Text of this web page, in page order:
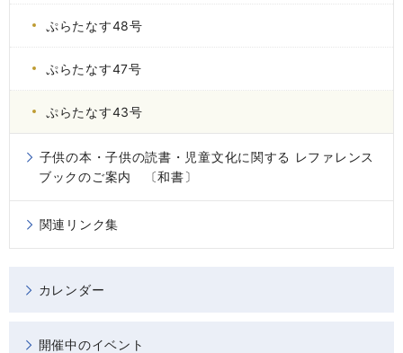
ぷらたなす48号
ぷらたなす47号
ぷらたなす43号
子供の本・子供の読書・児童文化に関する レファレンス
ブックのご案内 〔和書〕
関連リンク集
カレンダー
開催中のイベント